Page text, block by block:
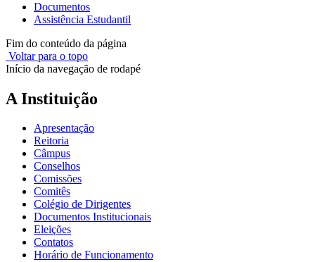
Documentos
Assistência Estudantil
Fim do conteúdo da página
Voltar para o topo
Início da navegação de rodapé
A Instituição
Apresentação
Reitoria
Câmpus
Conselhos
Comissões
Comitês
Colégio de Dirigentes
Documentos Institucionais
Eleições
Contatos
Horário de Funcionamento